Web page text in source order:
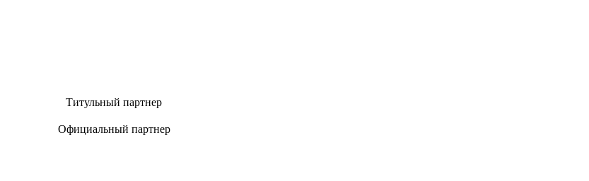
Титульный партнер
Официальный партнер